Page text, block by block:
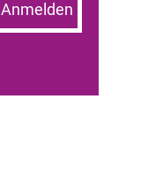
Anmelden